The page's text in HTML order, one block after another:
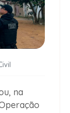
na